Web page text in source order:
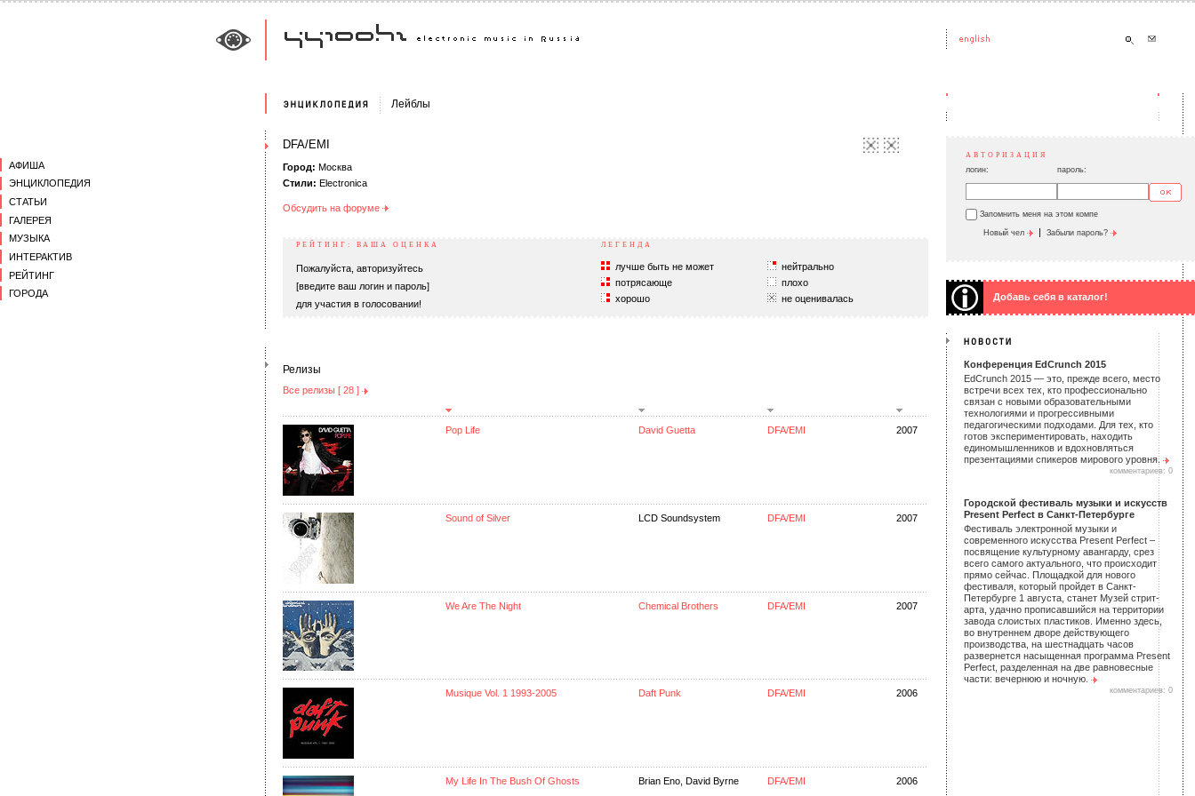
АФИША
ЭНЦИКЛОПЕДИЯ
СТАТЬИ
ГАЛЕРЕЯ
МУЗЫКА
ИНТЕРАКТИВ
РЕЙТИНГ
ГОРОДА
Лейблы
DFA/EMI
Город: Москва
Стили: Electronica
Обсудить на форуме
РЕЙТИНГ: ВАША ОЦЕНКА
Пожалуйста, авторизуйтесь
[введите ваш логин и пароль]
для участия в голосовании!
ЛЕГЕНДА
лучше быть не может
потрясающе
хорошо
нейтрально
плохо
не оценивалась
Релизы
Все релизы [ 28 ]
Pop Life David Guetta DFA/EMI 2007
Sound of Silver LCD Soundsystem DFA/EMI 2007
We Are The Night Chemical Brothers DFA/EMI 2007
Musique Vol. 1 1993-2005 Daft Punk DFA/EMI 2006
My Life In The Bush Of Ghosts Brian Eno, David Byrne DFA/EMI 2006
АВТОРИЗАЦИЯ
логин: пароль:
Запомнить меня на этом компе
Новый чел | Забыли пароль?
Добавь себя в каталог!
Конференция EdCrunch 2015
EdCrunch 2015 — это, прежде всего, место
встречи всех тех, кто профессионально
связан с новыми образовательными
технологиями и прогрессивными
педагогическими подходами. Для тех, кто
готов экспериментировать, находить
единомышленников и вдохновляться
презентациями спикеров мирового уровня.
комментариев: 0
Городской фестиваль музыки и искусств
Present Perfect в Санкт-Петербурге
Фестиваль электронной музыки и
современного искусства Present Perfect –
посвящение культурному авангарду, срез
всего самого актуального, что происходит
прямо сейчас. Площадкой для нового
фестиваля, который пройдет в Санкт-
Петербурге 1 августа, станет Музей стрит-
арта, удачно прописавшийся на территории
завода слоистых пластиков. Именно здесь,
во внутреннем дворе действующего
производства, на шестнадцать часов
развернется насыщенная программа Present
Perfect, разделенная на две равновесные
части: вечернюю и ночную.
комментариев: 0